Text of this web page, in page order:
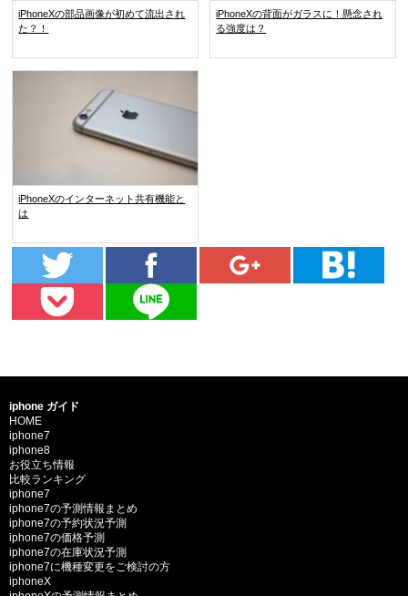
iPhoneXの部品画像が初めて流出され
た？！
iPhoneXの背面がガラスに！懸念され
る強度は？
iPhoneXのインターネット共有機能と
は
iphone ガイド
HOME
iphone7
iphone8
お役立ち情報
比較ランキング
iphone7
iphone7の予測情報まとめ
iphone7の予約状況予測
iphone7の価格予測
iphone7の在庫状況予測
iphone7に機種変更をご検討の方
iphoneX